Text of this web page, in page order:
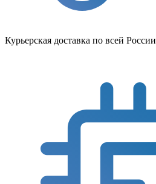
Курьерская доставка по всей России